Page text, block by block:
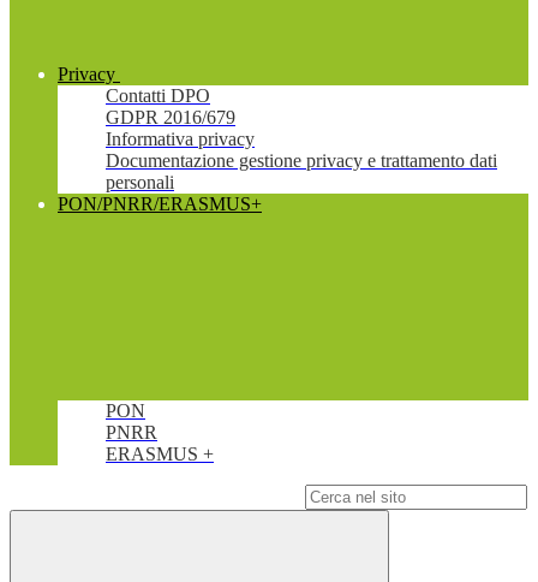
Privacy
Contatti DPO
GDPR 2016/679
Informativa privacy
Documentazione gestione privacy e trattamento dati
personali
PON/PNRR/ERASMUS+
PON
PNRR
ERASMUS +